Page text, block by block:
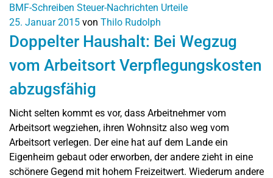
BMF-Schreiben Steuer-Nachrichten Urteile
25. Januar 2015 von Thilo Rudolph
Doppelter Haushalt: Bei Wegzug
vom Arbeitsort Verpflegungskosten
abzugsfähig
Nicht selten kommt es vor, dass Arbeitnehmer vom
Arbeitsort wegziehen, ihren Wohnsitz also weg vom
Arbeitsort verlegen. Der eine hat auf dem Lande ein
Eigenheim gebaut oder erworben, der andere zieht in eine
schönere Gegend mit hohem Freizeitwert. Wiederum andere